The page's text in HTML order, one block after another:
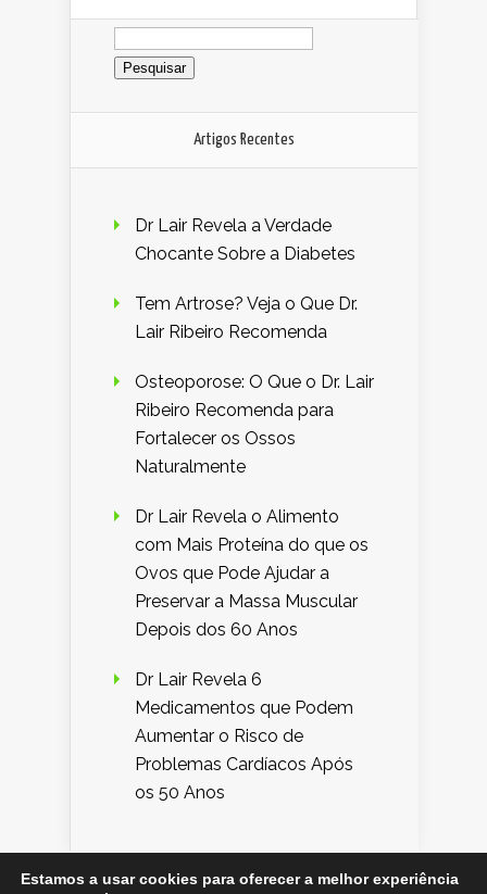
Pesquisar
por:
Artigos Recentes
Dr Lair Revela a Verdade
Chocante Sobre a Diabetes
Tem Artrose? Veja o Que Dr.
Lair Ribeiro Recomenda
Osteoporose: O Que o Dr. Lair
Ribeiro Recomenda para
Fortalecer os Ossos
Naturalmente
Dr Lair Revela o Alimento
com Mais Proteína do que os
Ovos que Pode Ajudar a
Preservar a Massa Muscular
Depois dos 60 Anos
Dr Lair Revela 6
Medicamentos que Podem
Aumentar o Risco de
Problemas Cardíacos Após
os 50 Anos
Estamos a usar cookies para oferecer a melhor experiência